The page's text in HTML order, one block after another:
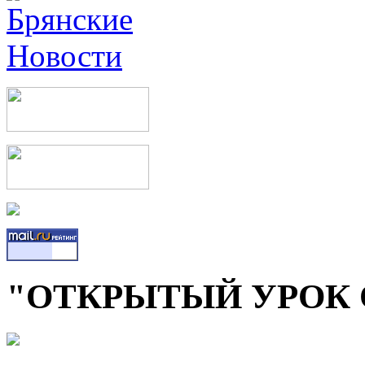
"ОТКРЫТЫЙ УРОК